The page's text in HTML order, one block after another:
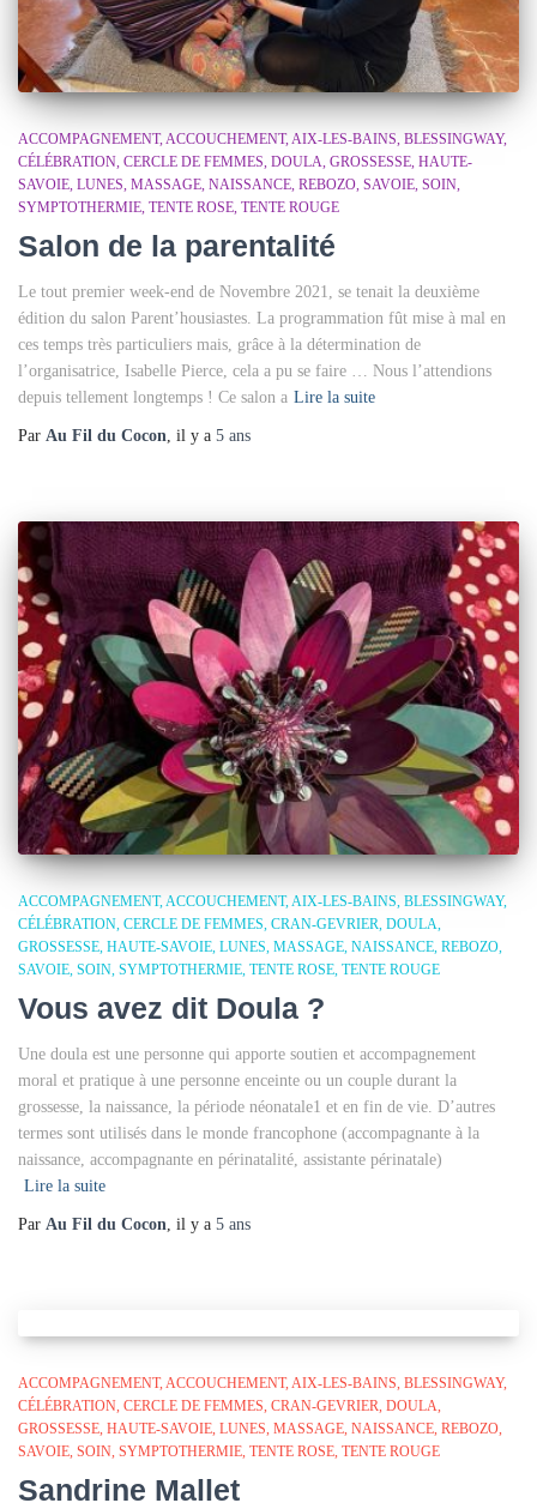
ACCOMPAGNEMENT ACCOUCHEMENT AIX-LES-BAINS BLESSINGWAY
CÉLÉBRATION CERCLE DE FEMMES DOULA GROSSESSE HAUTE-
SAVOIE LUNES MASSAGE NAISSANCE REBOZO SAVOIE SOIN
SYMPTOTHERMIE TENTE ROSE TENTE ROUGE
Salon de la parentalité
Le tout premier week-end de Novembre 2021, se tenait la deuxième
édition du salon Parent’housiastes. La programmation fût mise à mal en
ces temps très particuliers mais, grâce à la détermination de
l’organisatrice, Isabelle Pierce, cela a pu se faire … Nous l’attendions
depuis tellement longtemps ! Ce salon a Lire la suite
Par Au Fil du Cocon , il y a 5 ans
ACCOMPAGNEMENT ACCOUCHEMENT AIX-LES-BAINS BLESSINGWAY
CÉLÉBRATION CERCLE DE FEMMES CRAN-GEVRIER DOULA
GROSSESSE HAUTE-SAVOIE LUNES MASSAGE NAISSANCE REBOZO
SAVOIE SOIN SYMPTOTHERMIE TENTE ROSE TENTE ROUGE
Vous avez dit Doula ?
Une doula est une personne qui apporte soutien et accompagnement
moral et pratique à une personne enceinte ou un couple durant la
grossesse, la naissance, la période néonatale1 et en fin de vie. D’autres
termes sont utilisés dans le monde francophone (accompagnante à la
naissance, accompagnante en périnatalité, assistante périnatale)
Lire la suite
Par Au Fil du Cocon, il y a 5 ans
ACCOMPAGNEMENT ACCOUCHEMENT AIX-LES-BAINS BLESSINGWAY
CÉLÉBRATION CERCLE DE FEMMES CRAN-GEVRIER DOULA
GROSSESSE HAUTE-SAVOIE LUNES MASSAGE NAISSANCE REBOZO
SAVOIE SOIN SYMPTOTHERMIE TENTE ROSE TENTE ROUGE
Sandrine Mallet